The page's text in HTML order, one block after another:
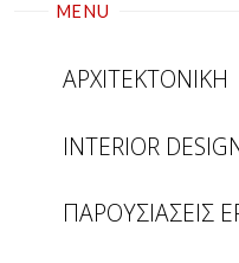
MENU
ΑΡΧΙΤΕΚΤΟΝΙΚΗ
INTERIOR
ΠΑΡΟΥΣΙΑΣΕΙΣ